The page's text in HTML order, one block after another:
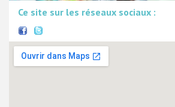
Ce site sur les réseaux sociaux :